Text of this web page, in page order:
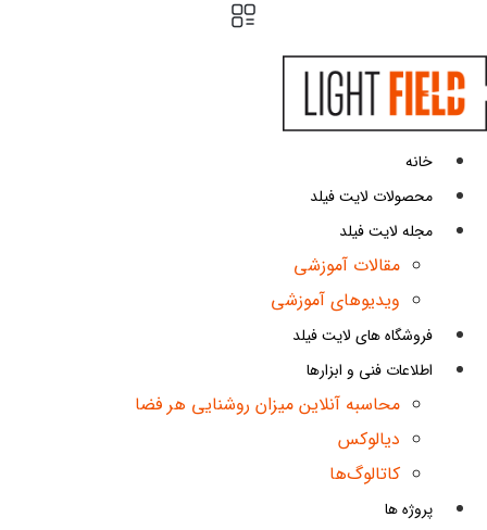
خانه
محصولات لایت فیلد
مجله لایت فیلد
مقالات آموزشی
ویدیوهای آموزشی
فروشگاه های لایت فیلد
اطلاعات فنی و ابزارها
محاسبه آنلاین میزان روشنایی هر فضا
دیالوکس
کاتالوگ‌ها
پروژه ها